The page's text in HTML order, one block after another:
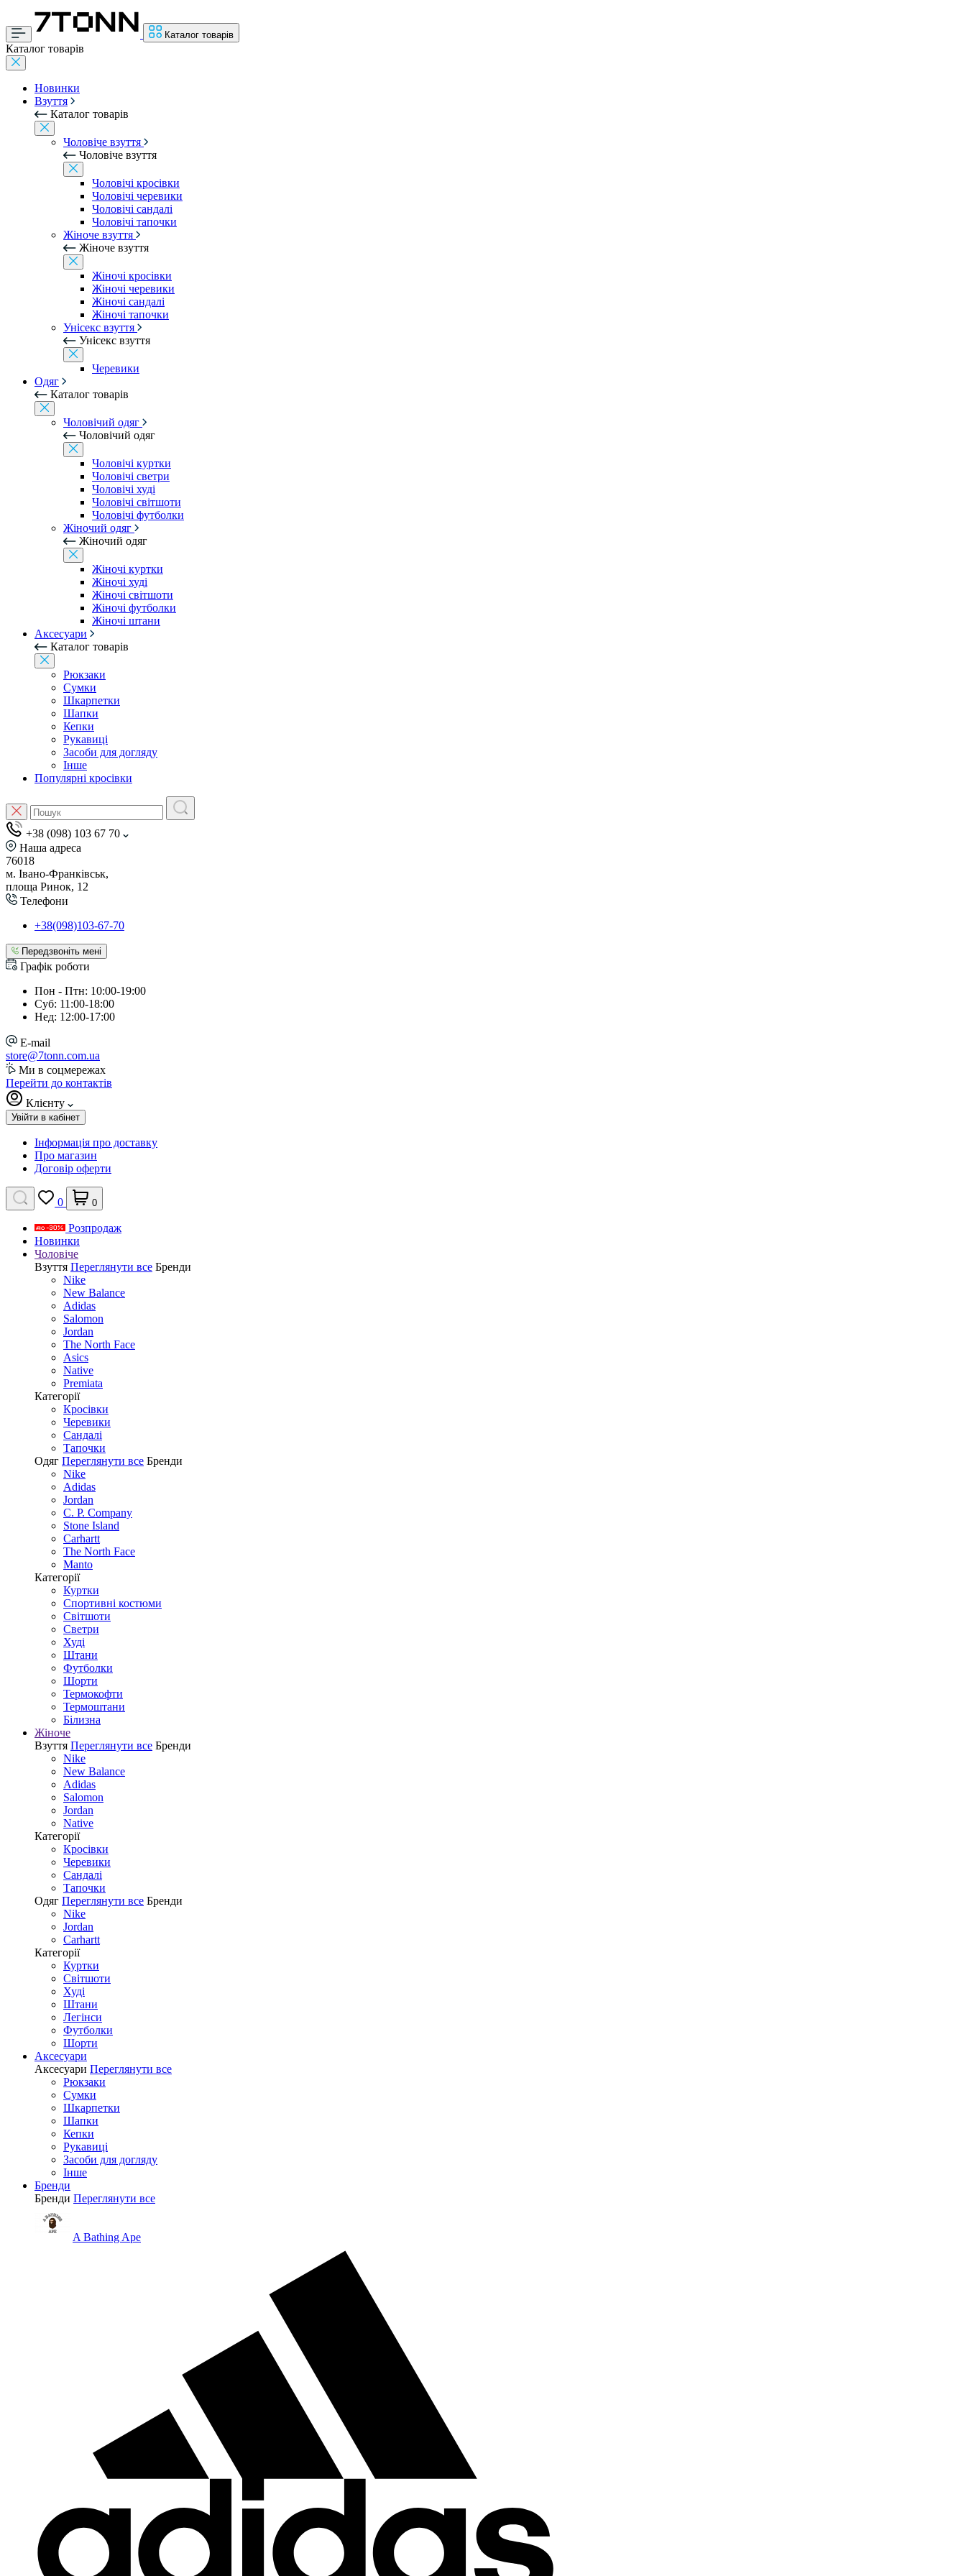
Каталог товарів
Каталог товарів
Новинки
Взуття
Каталог товарів
Чоловіче взуття
Чоловіче взуття
Чоловічі кросівки
Чоловічі черевики
Чоловічі сандалі
Чоловічі тапочки
Жіноче взуття
Жіноче взуття
Жіночі кросівки
Жіночі черевики
Жіночі сандалі
Жіночі тапочки
Унісекс взуття
Унісекс взуття
Черевики
Одяг
Каталог товарів
Чоловічий одяг
Чоловічий одяг
Чоловічі куртки
Чоловічі светри
Чоловічі худі
Чоловічі світшоти
Чоловічі футболки
Жіночий одяг
Жіночий одяг
Жіночі куртки
Жіночі худі
Жіночі світшоти
Жіночі футболки
Жіночі штани
Аксесуари
Каталог товарів
Рюкзаки
Сумки
Шкарпетки
Шапки
Кепки
Рукавиці
Засоби для догляду
Інше
Популярні кросівки
+38 (098) 103 67 70
Наша адреса
76018
м. Івано-Франківськ,
площа Ринок, 12
Телефони
+38(098)103-67-70
Передзвоніть мені
Графік роботи
Пон - Птн: 10:00-19:00
Суб: 11:00-18:00
Нед: 12:00-17:00
E-mail
store@7tonn.com.ua
Ми в соцмережах
Перейти до контактів
Клієнту
Увійти в кабінет
Інформація про доставку
Про магазин
Договір оферти
0 0
Розпродаж
Новинки
Чоловіче
Взуття Переглянути все Бренди
Nike
New Balance
Adidas
Salomon
Jordan
The North Face
Asics
Native
Premiata
Категорії
Кросівки
Черевики
Сандалі
Tапочки
Одяг Переглянути все Бренди
Nike
Adidas
Jordan
C. P. Company
Stone Island
Carhartt
The North Face
Manto
Категорії
Куртки
Спортивні костюми
Світшоти
Светри
Худі
Штани
Футболки
Шорти
Термокофти
Термоштани
Білизна
Жіноче
Взуття Переглянути все Бренди
Nike
New Balance
Adidas
Salomon
Jordan
Native
Категорії
Кросівки
Черевики
Сандалі
Tапочки
Одяг Переглянути все Бренди
Nike
Jordan
Carhartt
Категорії
Куртки
Світшоти
Худі
Штани
Легінси
Футболки
Шорти
Аксесуари
Аксесуари Переглянути все
Рюкзаки
Сумки
Шкарпетки
Шапки
Кепки
Рукавиці
Засоби для догляду
Інше
Бренди
Бренди Переглянути все
A Bathing Ape